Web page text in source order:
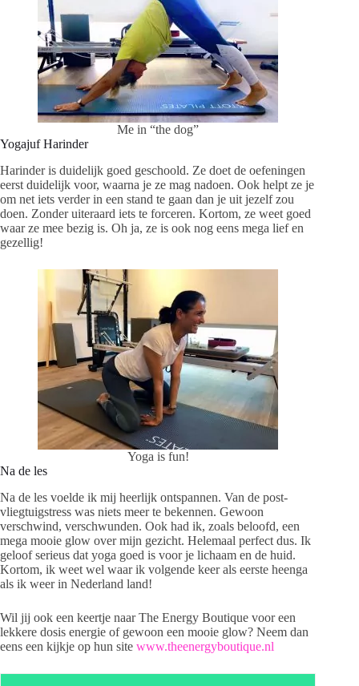
Me in “the dog”
Yogajuf Harinder
Harinder is duidelijk goed geschoold. Ze doet de oefeningen
eerst duidelijk voor, waarna je ze mag nadoen. Ook helpt ze je
om net iets verder in een stand te gaan dan je uit jezelf zou
doen. Zonder uiteraard iets te forceren. Kortom, ze weet goed
waar ze mee bezig is. Oh ja, ze is ook nog eens mega lief en
gezellig!
Yoga is fun!
Na de les
Na de les voelde ik mij heerlijk ontspannen. Van de post-
vliegtuigstress was niets meer te bekennen. Gewoon
verschwind, verschwunden. Ook had ik, zoals beloofd, een
mega mooie glow over mijn gezicht. Helemaal perfect dus. Ik
geloof serieus dat yoga goed is voor je lichaam en de huid.
Kortom, ik weet wel waar ik volgende keer als eerste heenga
als ik weer in Nederland land!
Wil jij ook een keertje naar The Energy Boutique voor een
lekkere dosis energie of gewoon een mooie glow? Neem dan
eens een kijkje op hun site www.theenergyboutique.nl